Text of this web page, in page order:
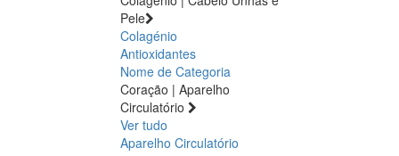
Pele
Colagénio
Antioxidantes
Nome de Categoria
Coração | Aparelho
Circulatório
Ver tudo
Aparelho Circulatório